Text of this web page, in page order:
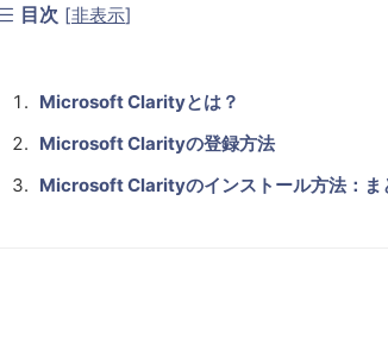
目次 [非表示]
Microsoft Clarityとは？
Microsoft Clarityの登録方法
Microsoft Clarityのインストール方法：ま